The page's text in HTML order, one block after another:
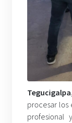
procesar los
profesional